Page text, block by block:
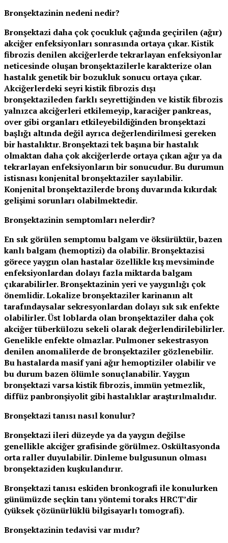
Bronşektazinin nedeni nedir?
Bronşektazi daha çok çocukluk çağında geçirilen (ağır)
akciğer enfeksiyonları sonrasında ortaya çıkar. Kistik
fibrozis denilen akciğerlerde tekrarlayan enfeksiyonlar
neticesinde oluşan bronşektazilerle karakterize olan
hastalık genetik bir bozukluk sonucu ortaya çıkar.
Akciğerlerdeki seyri kistik fibrozis dışı
bronşektazileden farklı seyrettiğinden ve kistik fibrozis
yalnızca akciğerleri etkilemeyip, karaciğer pankreas,
over gibi organları etkileyebildiğinden bronşektazi
başlığı altında değil ayrıca değerlendirilmesi gereken
bir hastalıktır. Bronşektazi tek başına bir hastalık
olmaktan daha çok akciğerlerde ortaya çıkan ağır ya da
tekrarlayan enfeksiyonların bir sonucudur. Bu durumun
istisnası konjenital bronşektaziler sayılabilir.
Konjenital bronşektazilerde bronş duvarında kıkırdak
gelişimi sorunları olabilmektedir.
Bronşektazinin semptomları nelerdir?
En sık görülen semptomu balgam ve öksürüktür, bazen
kanlı balgam (hemoptizi) da olabilir. Bronşektazisi
görece yaygın olan hastalar özellikle kış mevsiminde
enfeksiyonlardan dolayı fazla miktarda balgam
çıkarabilirler. Bronşektazinin yeri ve yaygınlığı çok
önemlidir. Lokalize bronşektaziler karinanın alt
tarafındaysalar sekresyonlardan dolayı sık sık enfekte
olabilirler. Üst loblarda olan bronşektaziler daha çok
akciğer tüberkülozu sekeli olarak değerlendirilebilirler.
Genelikle enfekte olmazlar. Pulmoner sekestrasyon
denilen anomalilerde de bronşektaziler gözlenebilir.
Bu hastalarda masif yani ağır hemoptiziler olabilir ve
bu durum bazen ölümle sonuçlanabilir. Yaygın
bronşektazi varsa kistik fibrozis, immün yetmezlik,
diffüz panbronşiyolit gibi hastalıklar araştırılmalıdır.
Bronşektazi tanısı nasıl konulur?
Bronşektazi ileri düzeyde ya da yaygın değilse
genellikle akciğer grafisinde görülmez. Oskültasyonda
orta raller duyulabilir. Dinleme bulgusunun olması
bronşektaziden kuşkulandırır.
Bronşektazi tanısı eskiden bronkografi ile konulurken
günümüzde seçkin tanı yöntemi toraks HRCT’dir
(yüksek çözünürlüklü bilgisayarlı tomografi).
Bronşektazinin tedavisi var mıdır?